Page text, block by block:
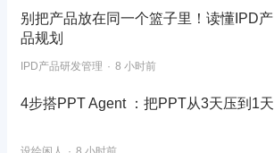
别把产品放在同一个篮子里！读懂IPD产
品规划
IPD产品研发管理 8 小时前
4步搭PPT Agent ：把PPT从3天压到1天